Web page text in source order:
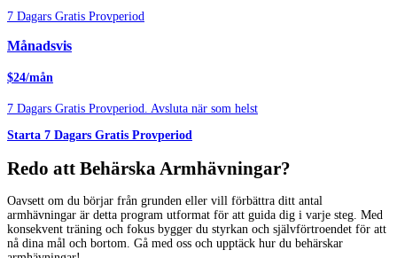
7 Dagars Gratis Provperiod
Månadsvis
$24/mån
7 Dagars Gratis Provperiod. Avsluta när som helst
Starta 7 Dagars Gratis Provperiod
Redo att Behärska Armhävningar?
Oavsett om du börjar från grunden eller vill förbättra ditt antal
armhävningar är detta program utformat för att guida dig i varje steg. Med
konsekvent träning och fokus bygger du styrkan och självförtroendet för att
nå dina mål och bortom. Gå med oss och upptäck hur du behärskar